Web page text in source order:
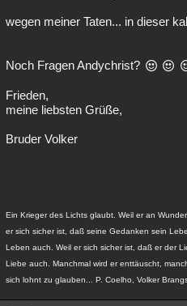
wegen meiner Taten... in dieser
Noch Fragen Andychrist?
Frieden,
meine liebsten Grüße,
Bruder Volker
Ein Krieger des Lichts glaubt. Weil er an
er sich sicher ist, daß seine Gedanken sein
Leben auch. Weil er sich sicher ist, daß er der
Liebe auch. Manchmal wird er enttäuscht,
sich lohnt zu glauben... P. Coelho, Volker